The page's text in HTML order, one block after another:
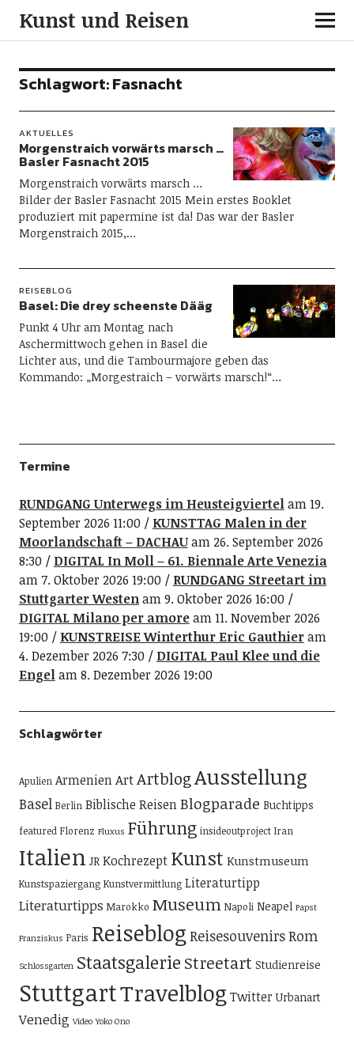
Kunst und Reisen
Schlagwort:Fasnacht
AKTUELLES
Morgenstraich vorwärts marsch …
Basler Fasnacht 2015
Morgenstraich vorwärts marsch …
Bilder der Basler Fasnacht 2015 Mein erstes Booklet
produziert mit papermine ist da! Das war der Basler
Morgenstraich 2015,…
REISEBLOG
Basel: Die drey scheenste Dääg
Punkt 4 Uhr am Montag nach
Aschermittwoch gehen in Basel die
Lichter aus, und die Tambourmajore geben das
Kommando: „Morgestraich – vorwärts marsch!“…
Termine
RUNDGANG Unterwegs im Heusteigviertelam 19.
September 2026 11:00
KUNSTTAG Malen in der
Moorlandschaft – DACHAUam 26. September 2026
8:30
DIGITAL In Moll – 61. Biennale Arte Venezia
am 7. Oktober 2026 19:00
RUNDGANG Streetart im
Stuttgarter Westenam 9. Oktober 2026 16:00
DIGITAL Milano per amoream 11. November 2026
19:00
KUNSTREISE Winterthur Eric Gauthieram
4. Dezember 2026 7:30
DIGITAL Paul Klee und die
Engelam 8. Dezember 2026 19:00
Schlagwörter
Apulien ArmenienArtArtblogAusstellung
Basel Berlin Biblische ReisenBlogparade Buchtipps
featured Florenz Fluxus Führung insideoutproject Iran
Italien JR Kochrezept Kunst Kunstmuseum
Kunstspaziergang Kunstvermittlung Literaturtipp
Literaturtipps Marokko Museum Napoli Neapel Papst
Franziskus Paris Reiseblog ReisesouvenirsRom
Schlossgarten Staatsgalerie Streetart Studienreise
StuttgartTravelblog Twitter Urbanart
Venedig Video Yoko Ono